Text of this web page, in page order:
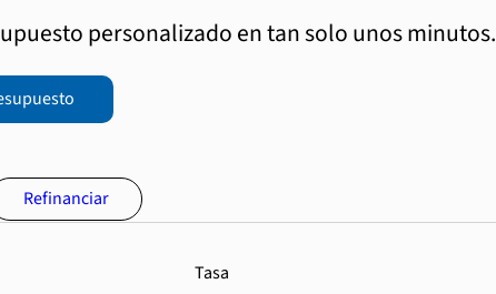
personalizado en tan solo unos minutos.
Refinanciar
Tasa